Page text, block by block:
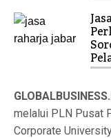
melalui PLN Pusat
Corporate